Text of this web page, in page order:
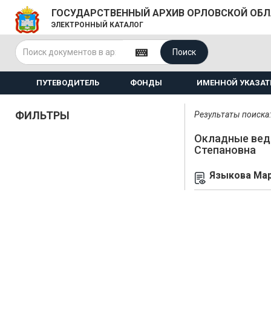
ГОСУДАРСТВЕННЫЙ АРХИВ ОРЛОВСКОЙ
ЭЛЕКТРОННЫЙ КАТАЛОГ
Поиск
ПУТЕВОДИТЕЛЬ ФОНДЫ ИМЕННОЙ
ФИЛЬТРЫ Результаты
Окладные
Степановна
Языкова